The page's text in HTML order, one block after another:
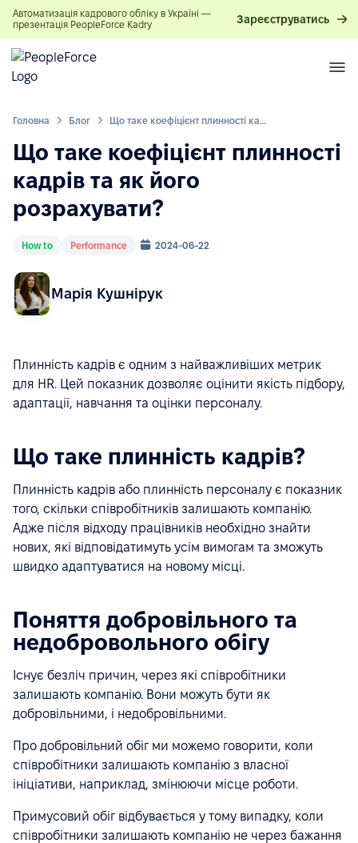
Автоматизація кадрового обліку в Україні —
презентація PeopleForce Kadry
Зареєструватись
Головна Блог Що таке коефіцієнт плинності кадрів та як його розрахувати?
Що таке коефіцієнт плинності
кадрів та як його
розрахувати?
How to Performance 2024-06-22
Марія Кушнірук
Плинність кадрів є одним з найважливіших метрик
для HR. Цей показник дозволяє оцінити якість підбору,
адаптації, навчання та оцінки персоналу.
Що таке плинність кадрів?
Плинність кадрів або плинність персоналу є показник
того, скільки співробітників залишають компанію.
Адже після відходу працівників необхідно знайти
нових, які відповідатимуть усім вимогам та зможуть
швидко адаптуватися на новому місці.
Поняття добровільного та
недобровольного обігу
Існує безліч причин, через які співробітники
залишають компанію. Вони можуть бути як
добровільними, і недобровільними.
Про добровільний обіг ми можемо говорити, коли
співробітники залишають компанію з власної
ініціативи, наприклад, змінюючи місце роботи.
Примусовий обіг відбувається у тому випадку, коли
співробітники залишають компанію не через бажання